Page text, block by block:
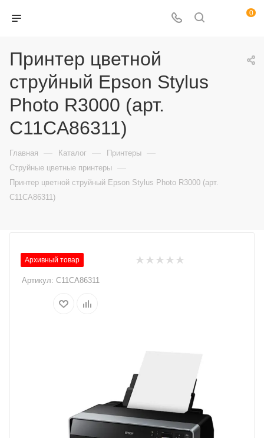
0
Принтер цветной
струйный Epson Stylus
Photo R3000 (арт.
C11CA86311)
Главная — Каталог — Принтеры —
Струйные цветные принтеры —
Принтер цветной струйный Epson Stylus Photo R3000 (арт.
C11CA86311)
Архивный товар
Артикул: C11CA86311